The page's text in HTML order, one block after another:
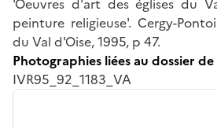
peinture religieuse'. Cergy-
du Val d'Oise, 1995, p 47.
Photographies liées au dossier
IVR95_92_1183_VA